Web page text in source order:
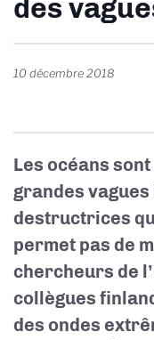
des
10 décembre 2018
Les océans
grandes
destructrices
permet pas de
chercheurs de
collègues
des ondes